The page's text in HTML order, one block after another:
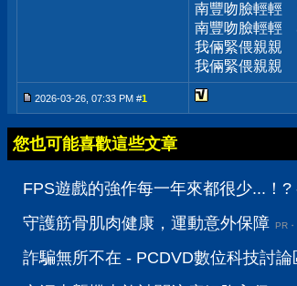
南豐吻臉輕輕
南豐吻臉輕輕
我倆緊偎親親
我倆緊偎親親
2026-03-26, 07:33 PM #1
您也可能喜歡這些文章
FPS遊戲的強作每一年來都很少...！
守護筋骨肌肉健康，運動意外保障 PR
詐騙無所不在 - PCDVD數位科技討論